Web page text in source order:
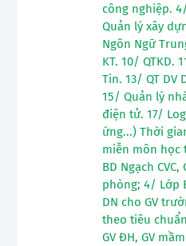
công nghiệp.
Quản lý xây
Ngôn Ngữ
KT. 10/ QTKD.
Tin. 13/ QT DV
15/ Quản lý
điện tử. 17/
ứng...) Thời
miễn môn học
BD Ngạch CVC,
phòng; 4/ Lớp
DN cho GV
theo tiêu
GV ĐH, GV